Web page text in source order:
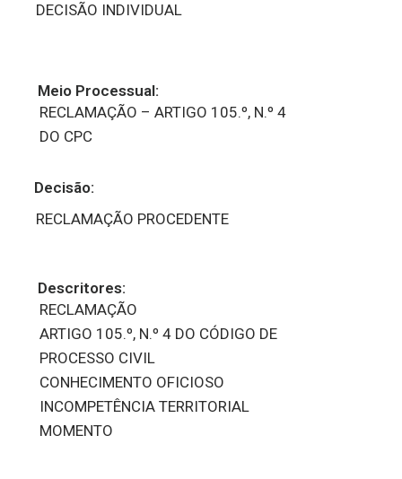
DECISÃO INDIVIDUAL
Meio Processual:
RECLAMAÇÃO – ARTIGO 105.º, N.º 4
DO CPC
Decisão:
RECLAMAÇÃO PROCEDENTE
Descritores:
RECLAMAÇÃO
ARTIGO 105.º, N.º 4 DO CÓDIGO DE
PROCESSO CIVIL
CONHECIMENTO OFICIOSO
INCOMPETÊNCIA TERRITORIAL
MOMENTO